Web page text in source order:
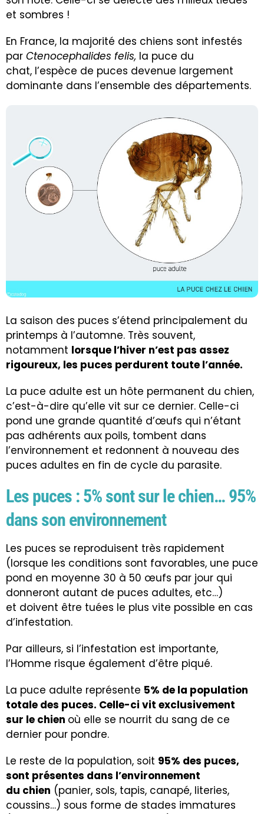
et sombres !
En France, la majorité des chiens sont infestés
par Ctenocephalides felis, la puce du
chat, l’espèce de puces devenue largement
dominante dans l’ensemble des départements.
La saison des puces s’étend principalement du
printemps à l’automne. Très souvent,
notamment lorsque l’hiver n’est pas assez
rigoureux, les puces perdurent toute l’année.
La puce adulte est un hôte permanent du chien,
c’est-à-dire qu’elle vit sur ce dernier. Celle-ci
pond une grande quantité d’œufs qui n’étant
pas adhérents aux poils, tombent dans
l’environnement et redonnent à nouveau des
puces adultes en fin de cycle du parasite.
Les puces : 5% sont sur le chien… 95%
dans son environnement
Les puces se reproduisent très rapidement
(lorsque les conditions sont favorables, une puce
pond en moyenne 30 à 50 œufs par jour qui
donneront autant de puces adultes, etc…)
et doivent être tuées le plus vite possible en cas
d’infestation.
Par ailleurs, si l’infestation est importante,
l’Homme risque également d’être piqué.
La puce adulte représente 5% de la population
totale des puces. Celle-ci vit exclusivement
sur le chien où elle se nourrit du sang de ce
dernier pour pondre.
Le reste de la population, soit 95% des puces,
sont présentes dans l’environnement
du chien (panier, sols, tapis, canapé, literies,
coussins…) sous forme de stades immatures